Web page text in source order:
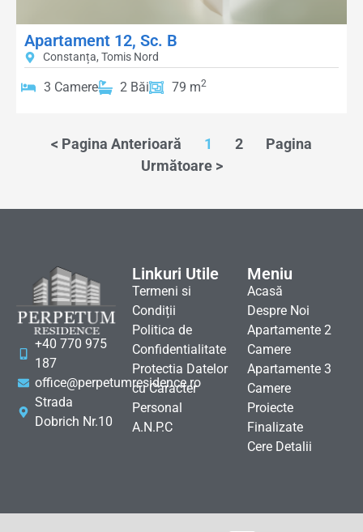
Apartament 12, Sc. B
Constanța, Tomis Nord
3 Camere 2 Băi 79 m2
< Pagina Anterioară 1 2
Pagina
Următoare >
+40 770 975
187
office@perpetumresidence.ro
Strada
Dobrich Nr.10
Linkuri Utile
Termeni si
Condiții
Politica de
Confidentialitate
Protectia Datelor
cu Caracter
Personal
A.N.P.C
Meniu
Acasă
Despre Noi
Apartamente 2
Camere
Apartamente 3
Camere
Proiecte
Finalizate
Cere Detalii